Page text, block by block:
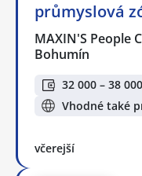
průmyslová
MAXIN'S People
Bohumín
32 000 – 38
Vhodné také
včerejší